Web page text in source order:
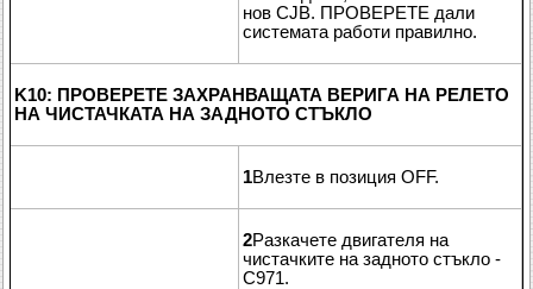
нов CJB. ПРОВЕРЕТЕ дали
системата работи правилно.
K10: ПРОВЕРЕТЕ ЗАХРАНВАЩАТА ВЕРИГА НА РЕЛЕТО
НА ЧИСТАЧКАТА НА ЗАДНОТО СТЪКЛО
1Влезте в позиция OFF.
2Разкачете двигателя на
чистачките на задното стъкло -
C971.